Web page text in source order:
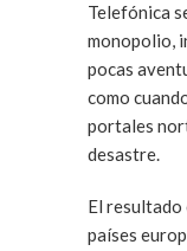
Telefónica
monopolio,
pocas
como
portales
desastre.
El resultado
países